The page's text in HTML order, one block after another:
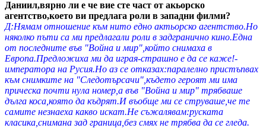
Даниил,вярно ли е че вие сте част от акьорско
агентство,което ви предлага роли в западни филми?
Д:Нямам отношение към нито едно актьорско агентство.Но
няколко пъти са ми предлагали роли в задгранично кино.Една
от последните във "Война и мир",който снимаха в
Европа.Предложиха ми да играя-страшно е да се каже!-
императора на Русия.Но аз се отказах:паралелно пристъпвах
към снимките на "Следотърсачи",където героят ми има
прическа почти нула номер,а във "Война и мир" трябваше
дълга коса,която да къдрят.И въобще ми се струваше,че те
самите незнаеха какво искат.Не съжалявам:руската
класика,снимана зад граница,без смях не трябва да се гледа.